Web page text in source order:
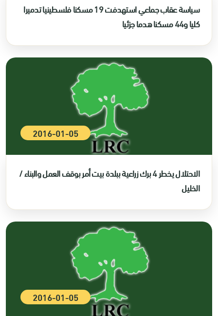
سياسة عقاب جماعي استهدفت 19 مسكنا فلسطينيا تدميرا
كليا و44 مسكنا هدما جزئيا
2016-01-05
الاحتلال يخطر 4 برك زراعية ببلدة بيت أمر بوقف العمل والبناء /
الخليل
2016-01-05